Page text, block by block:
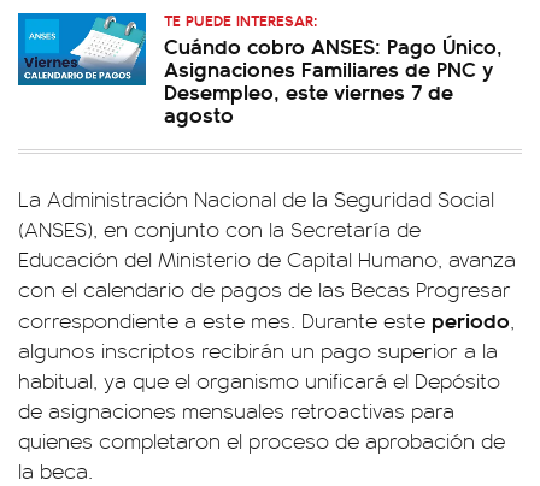
TE PUEDE INTERESAR:
Cuándo cobro ANSES: Pago Único,
Asignaciones Familiares de PNC y
Desempleo, este viernes 7 de
agosto
La Administración Nacional de la Seguridad Social
(ANSES), en conjunto con la Secretaría de
Educación del Ministerio de Capital Humano, avanza
con el calendario de pagos de las Becas Progresar
correspondiente a este mes. Durante este periodo,
algunos inscriptos recibirán un pago superior a la
habitual, ya que el organismo unificará el Depósito
de asignaciones mensuales retroactivas para
quienes completaron el proceso de aprobación de
la beca.